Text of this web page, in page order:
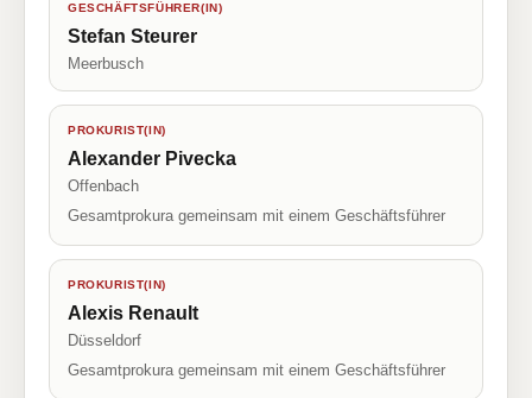
GESCHÄFTSFÜHRER(IN)
Stefan Steurer
Meerbusch
PROKURIST(IN)
Alexander Pivecka
Offenbach
Gesamtprokura gemeinsam mit einem Geschäftsführer
PROKURIST(IN)
Alexis Renault
Düsseldorf
Gesamtprokura gemeinsam mit einem Geschäftsführer